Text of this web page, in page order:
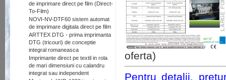
de imprimare direct pe film (Direct-
To-Film)
NOVI-NV-DTF60 sistem automat
de imprimare digitala direct pe film
ARTTEX DTG - prima imprimanta
DTG (tricouri) de conceptie
integral romaneasca
Imprimante direct pe textil in rola
de mari dimensiuni cu calandru
integrat sau independent
oferta)
Pentru detalii,